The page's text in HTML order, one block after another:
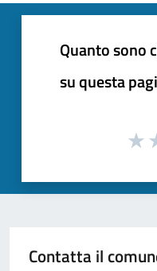
Quanto sono
su questa
Contatta il